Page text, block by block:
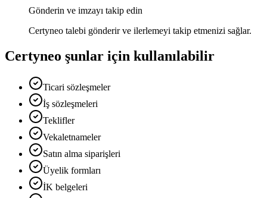
Gönderin ve imzayı takip edin
Certyneo talebi gönderir ve ilerlemeyi takip etmenizi sağlar.
Certyneo şunlar için kullanılabilir
Ticari sözleşmeler
İş sözleşmeleri
Teklifler
Vekaletnameler
Satın alma siparişleri
Üyelik formları
İK belgeleri